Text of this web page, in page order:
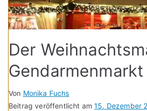
Der
Von Monika Fuchs
Beitrag veröffentlicht am15. Dezember